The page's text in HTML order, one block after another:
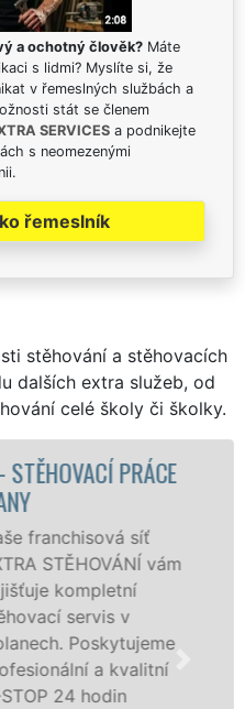
a ochotný člověk? Máte
s lidmi? Myslíte si, že
v řemeslných službách a
stát se členem
SERVICES a podnikejte
s neomezenými
řemeslník
stěhování a stěhovacích
dalších extra služeb, od
celé školy či školky.
SLUŽBA DOLANY -
FIRMA DOLANY
Poskytujeme
stěhovací
Dolanech na
špičkové úrovni
speciální
technikou. Tyto
domácnostem i